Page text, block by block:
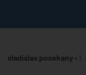
vladislav.posekany •